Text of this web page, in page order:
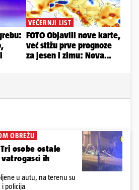
OBREŽU
Tri osobe ostale
ih
u autu, na terenu su
i policija